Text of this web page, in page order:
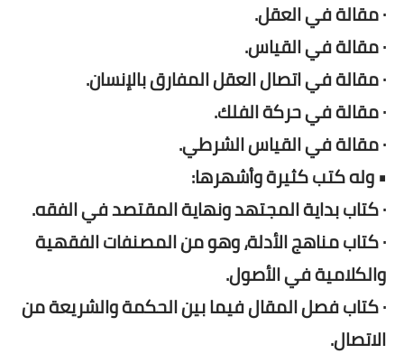
· مقالة في العقل.
· مقالة في القياس.
· مقالة في اتصال العقل المفارق بالإنسان.
· مقالة في حركة الفلك.
· مقالة في القياس الشرطي.
• وله كتب كثيرة وأشهرها:
· كتاب بداية المجتهد ونهاية المقتصد في الفقه.
· كتاب مناهج الأدلة، وهو من المصنفات الفقهية
والكلامية في الأصول.
· كتاب فصل المقال فيما بين الحكمة والشريعة من
الاتصال.